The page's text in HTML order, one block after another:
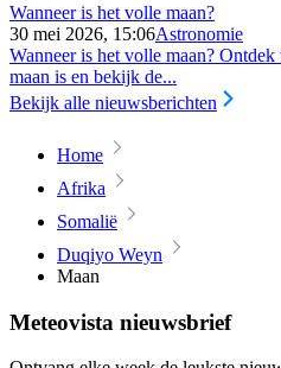
Wanneer is het volle maan?
30 mei 2026, 15:06Astronomie
Wanneer is het volle maan?
maan is en bekijk de...
Bekijk alle nieuwsberichten
Home
Afrika
Somalië
Duqiyo Weyn
Maan
Meteovista nieuwsbrief